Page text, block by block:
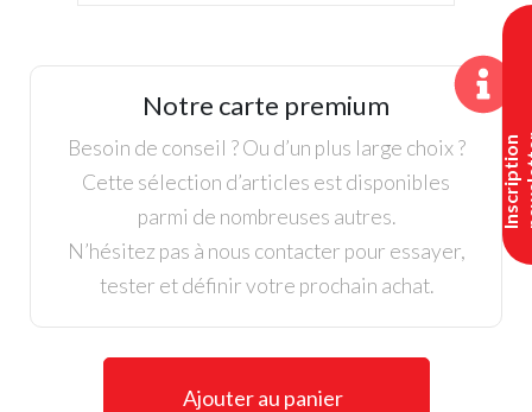
I
n
s
c
r
i
p
t
i
o
n
n
e
w
s
l
e
t
t
e
Casquette
Magnet
Homme,
Rouge
Notre carte premium
Besoin de conseil ? Ou d’un plus large choix ?
Cette sélection d’articles est disponibles
parmi de nombreuses autres.
N’hésitez pas à nous contacter pour essayer,
tester et définir votre prochain achat.
Ajouter au panier